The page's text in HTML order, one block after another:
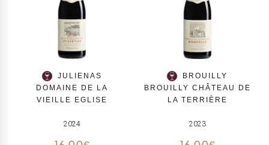
JULIENAS
DOMAINE DE LA
VIEILLE EGLISE
2024
BROUILLY
BROUILLY CHÂTEAU DE
LA TERRIÈRE
2023